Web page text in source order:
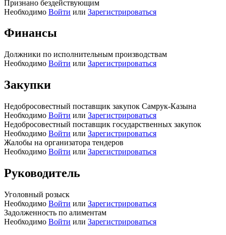
Признано бездействующим
Необходимо Войти или Зарегистрироваться
Финансы
Должники по исполнительным производствам
Необходимо Войти или Зарегистрироваться
Закупки
Недобросовестный поставщик закупок Самрук-Казына
Необходимо Войти или Зарегистрироваться
Недобросовестный поставщик государственных закупок
Необходимо Войти или Зарегистрироваться
Жалобы на организатора тендеров
Необходимо Войти или Зарегистрироваться
Руководитель
Уголовный розыск
Необходимо Войти или Зарегистрироваться
Задолженность по алиментам
Необходимо Войти или Зарегистрироваться